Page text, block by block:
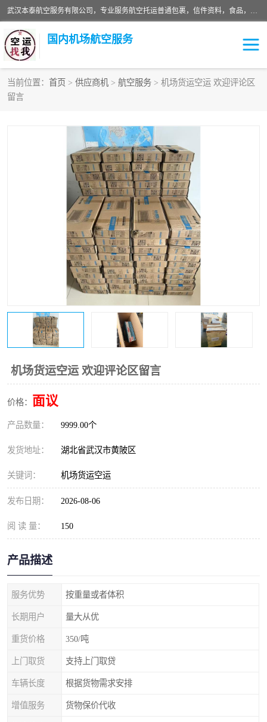
武汉本泰航空服务有限公司，专业服务航空托运普通包裹，信件资料，食品，服装，快消品等运输的专线空运，完善的网络服务确保为客户提供准确、*、安全的“门对门”服务，本着“诚信为本、精诚合作”的服务宗旨.“以安全运输为保障，以运价合理要求市场”的经营理念。武汉机场货运、武汉航空物流、武汉空运、武汉天河国际机场东方、南方、国际航空、机场空运业务覆盖国内二三线机场城市，如：武汉-敦煌、武汉-柳州等
国内机场航空服务
当前位置： 首页 > 供应商机 > 航空服务 > 机场货运空运 欢迎评论区
留言
机场货运空运 欢迎评论区留言
价格： 面议
产品数量： 9999.00个
发货地址： 湖北省武汉市黄陂区
关键词： 机场货运空运
发布日期： 2026-08-06
阅 读 量： 150
产品描述
服务优势 按重量或者体积
长期用户 量大从优
重货价格 350/吨
上门取货 支持上门取贷
车辆长度 根据货物需求安排
增值服务 货物保价代收
航空服务